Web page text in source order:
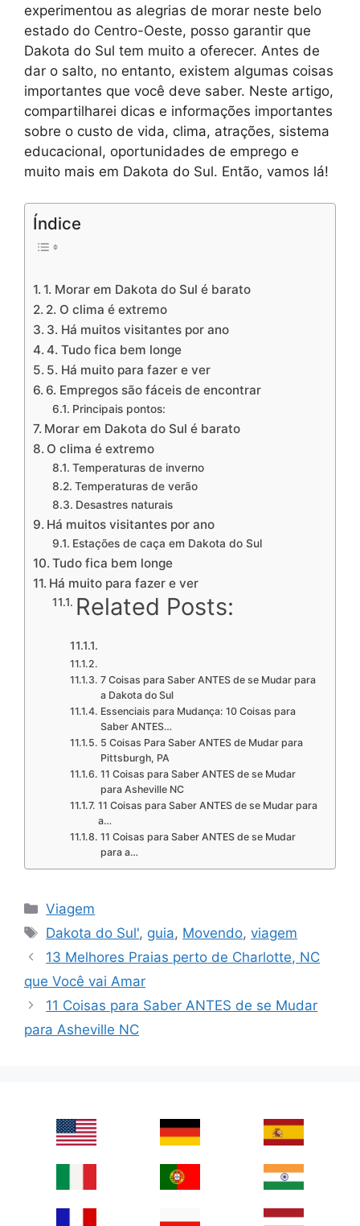
experimentou as alegrias de morar neste belo
estado do Centro-Oeste, posso garantir que
Dakota do Sul tem muito a oferecer. Antes de
dar o salto, no entanto, existem algumas coisas
importantes que você deve saber. Neste artigo,
compartilharei dicas e informações importantes
sobre o custo de vida, clima, atrações, sistema
educacional, oportunidades de emprego e
muito mais em Dakota do Sul. Então, vamos lá!
Índice
1. Morar em Dakota do Sul é barato
2. O clima é extremo
3. Há muitos visitantes por ano
4. Tudo fica bem longe
5. Há muito para fazer e ver
6. Empregos são fáceis de encontrar
Principais pontos:
Morar em Dakota do Sul é barato
O clima é extremo
Temperaturas de inverno
Temperaturas de verão
Desastres naturais
Há muitos visitantes por ano
Estações de caça em Dakota do Sul
Tudo fica bem longe
Há muito para fazer e ver
Related Posts:
7 Coisas para Saber ANTES de se Mudar para
a Dakota do Sul
Essenciais para Mudança: 10 Coisas para
Saber ANTES…
5 Coisas Para Saber ANTES de Mudar para
Pittsburgh, PA
11 Coisas para Saber ANTES de se Mudar
para Asheville NC
11 Coisas para Saber ANTES de se Mudar para
a…
11 Coisas para Saber ANTES de se Mudar
para a…
Categories
Viagem
Tags
Dakota do Sul', guia, Movendo,viagem
13 Melhores Praias perto de Charlotte, NC
que Você vai Amar
11 Coisas para Saber ANTES de se Mudar
para Asheville NC